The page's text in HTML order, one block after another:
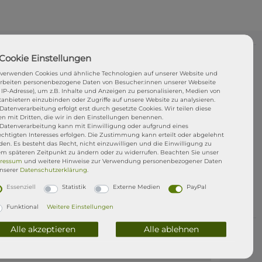
uns gekaufte ISUP kommt mit einer1jährigen
verursachte Schäden z.B. ihr macht Euch
D-Ring aus, ihr brecht den Finnenkasten usw..
reparieren wir euch das Board kostenlos in
Dr. SUP. Ihr müsst das Board nur anliefern und
Eure Rechte aus dem gesetzliche
bestehen. STRESSFREI SUPen mit der
Cookies und ähnliche Technologien auf unserer Website und
personenbezogene Daten von Besucher:innen unserer Webseite
IP-Adresse), um z.B. Inhalte und Anzeigen zu personalisieren, Medien von
einzubinden oder Zugriffe auf unsere Website zu analysieren.
erfolgt erst durch gesetzte Cookies. Wir teilen diese
mit Dritten, die wir in den Einstellungen benennen.
kann mit Einwilligung oder aufgrund eines
Interesses erfolgen. Die Zustimmung kann erteilt oder abgelehnt
Es besteht das Recht, nicht einzuwilligen und die Einwilligung zu
späteren Zeitpunkt zu ändern oder zu widerrufen. Beachten Sie unser
und weitere Hinweise zur Verwendung personenbezogener Daten
Daten­schutz­erklärung.
Essenziell Statistik Externe Medien PayPal
Funktional Weitere Einstellungen
Alle akzeptieren Alle ablehnen